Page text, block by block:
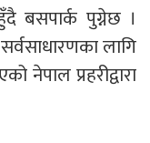
बसपार्क पुग्नेछ ।
लागि
प्रहरीद्वारा